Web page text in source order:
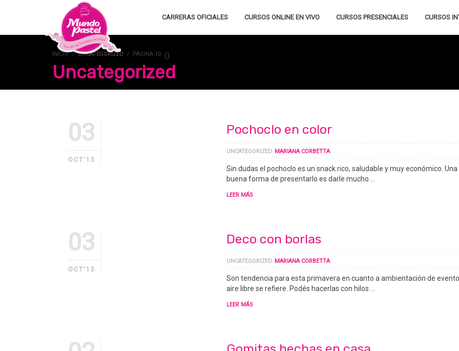
CARRERAS OFICIALES CURSOS ONLINE EN VIVO CURSOS PRESENCIALES CURSOS
INICIO UNCATEGORIZED (
PÁGINA 10 )
Uncategorized
03
OCT'15
Pochoclo en color
UNCATEGORIZED MARIANA CORBETTA
Sin dudas el pochoclo es un snack rico, saludable y muy económico. Una
buena forma de presentarlo es darle mucho …
LEER MÁS
03
OCT'15
Deco con borlas
UNCATEGORIZED MARIANA CORBETTA
Son tendencia para esta primavera en cuanto a ambientación de
aire libre se refiere. Podés hacerlas con hilos …
LEER MÁS